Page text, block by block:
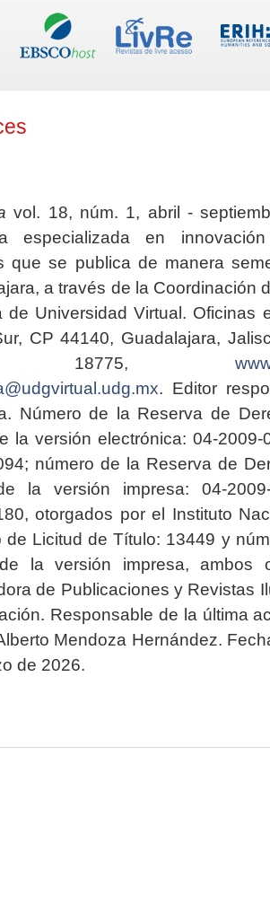
vol. 18, núm. 1, abril -
especializada en
que se publica de manera
a través de la Coordinación
de Universidad Virtual. Oficinas
CP 44140, Guadalajara,
18775,
. Editor
Número de la Reserva de
la versión electrónica: 04-2009-
número de la Reserva de
la versión impresa: 04-2009-
otorgados por el Instituto
de Licitud de Título: 13449 y
la versión impresa, ambos
de Publicaciones y Revistas
Responsable de la última
Mendoza Hernández.
de 2026.